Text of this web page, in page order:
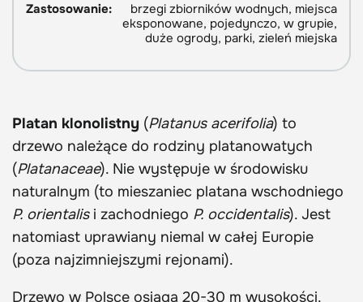
Zastosowanie:
brzegi zbiorników wodnych, miejsca
eksponowane, pojedynczo, w grupie,
duże ogrody, parki, zieleń miejska
Platan klonolistny (Platanus acerifolia) to
drzewo należące do rodziny platanowatych
(Platanaceae). Nie występuje w środowisku
naturalnym (to mieszaniec platana wschodniego
P. orientalisi zachodniego P. occidentalis). Jest
natomiast uprawiany niemal w całej Europie
(poza najzimniejszymi rejonami).
Drzewo w Polsce osiąga 20-30 m wysokości.